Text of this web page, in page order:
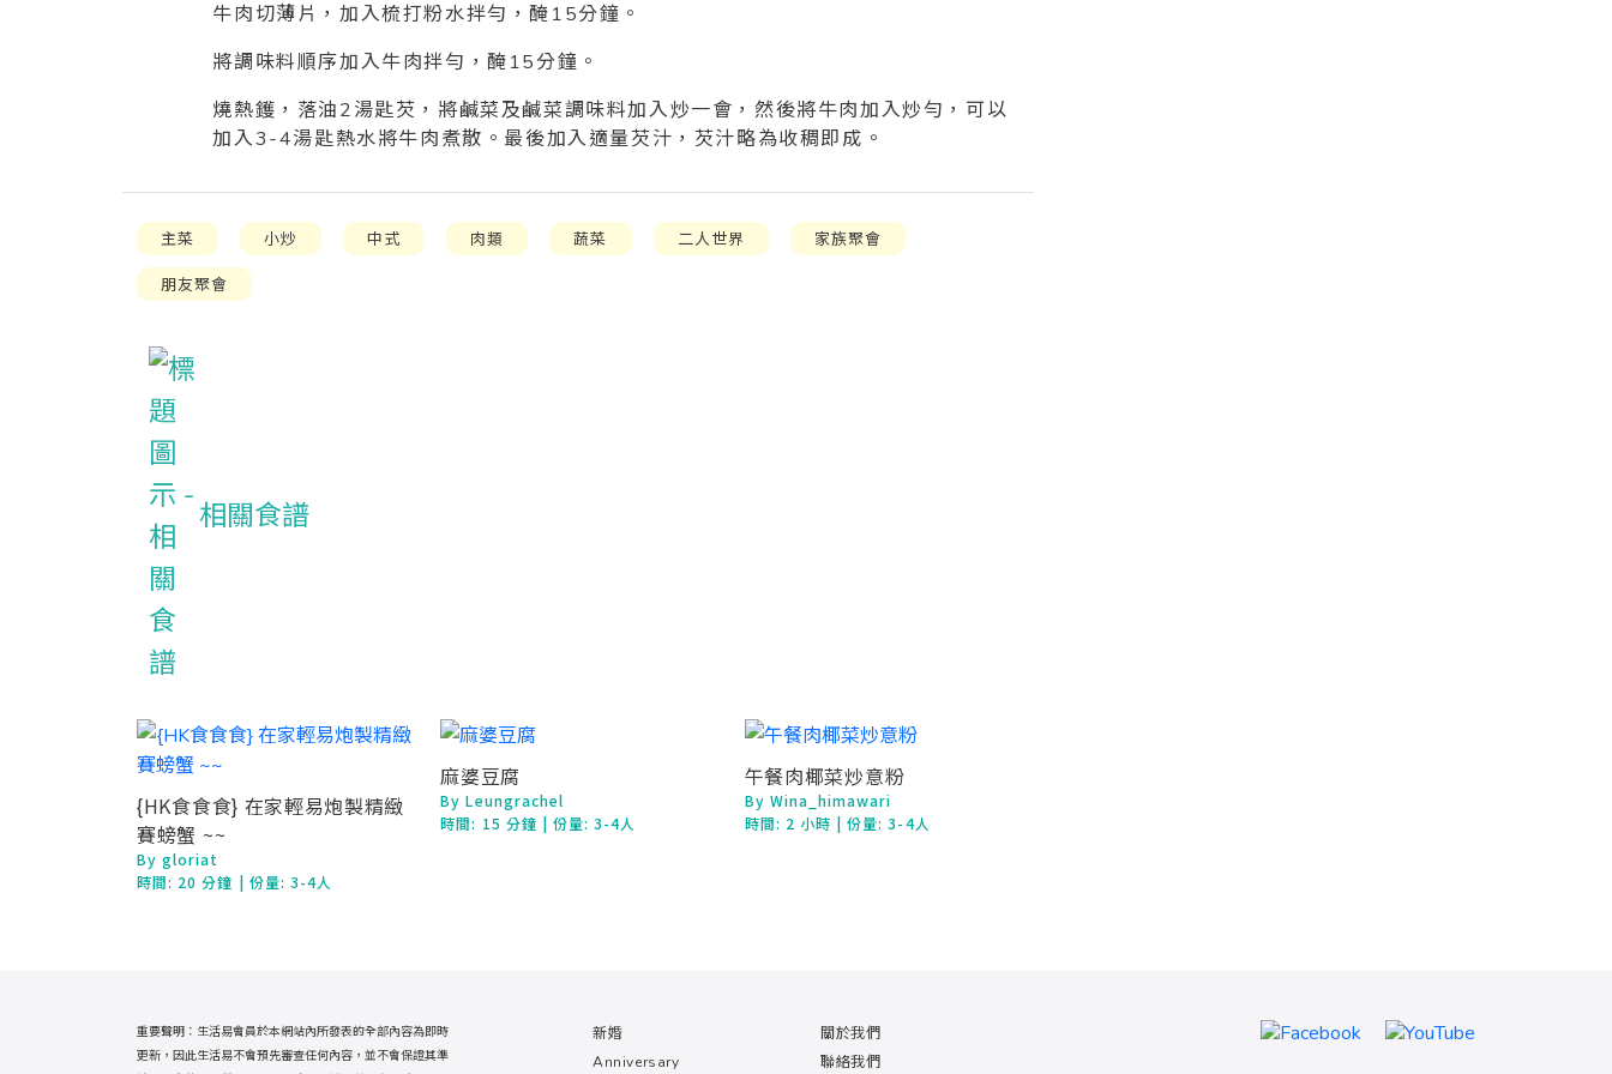
牛肉切薄片，加入梳打粉水拌勻，醃15分鐘。
將調味料順序加入牛肉拌勻，醃15分鐘。
燒熱鑊，落油2湯匙芡，將鹹菜及鹹菜調味料加入炒一會，然後將牛肉加入炒勻，可以
加入3-4湯匙熱水將牛肉煮散。最後加入適量芡汁，芡汁略為收稠即成。
主菜 小炒 中式 肉類 蔬菜 二人世界 家族聚會
朋友聚會
相關食譜
{HK食食食} 在家輕易炮製精緻
賽螃蟹 ~~
By gloriat
時間: 20 分鐘 | 份量: 3-4人
麻婆豆腐
By Leungrachel
時間: 15 分鐘 | 份量: 3-4人
午餐肉椰菜炒意粉
By Wina_himawari
時間: 2 小時 | 份量: 3-4人
新婚
Anniversary
關於我們
聯絡我們
重要聲明：生活易會員於本網站內所發表的全部內容為即時
更新，因此生活易不會預先審查任何內容，並不會保證其準